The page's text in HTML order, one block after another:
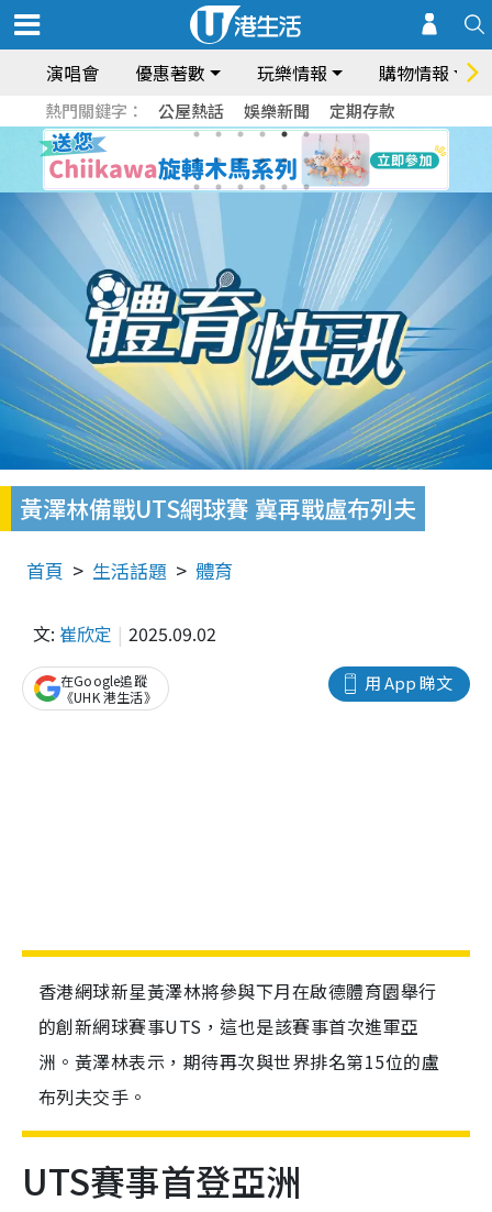
演唱會 優惠著數 玩樂情報 購物情報
熱門關鍵字： 公屋熱話 娛樂新聞 定期存款
黃澤林備戰UTS網球賽 冀再戰盧布列夫
首頁 生活話題 體育
文: 崔欣定 2025.09.02
用 App 睇文
在Google追蹤
《UHK 港生活》
香港網球新星黃澤林將參與下月在啟德體育園舉行
的創新網球賽事UTS，這也是該賽事首次進軍亞
洲。黃澤林表示，期待再次與世界排名第15位的盧
布列夫交手。
UTS賽事首登亞洲